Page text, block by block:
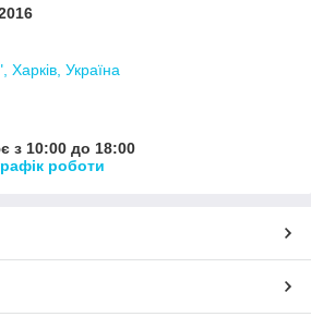
Україна
з 10:00 до 18:00
роботи